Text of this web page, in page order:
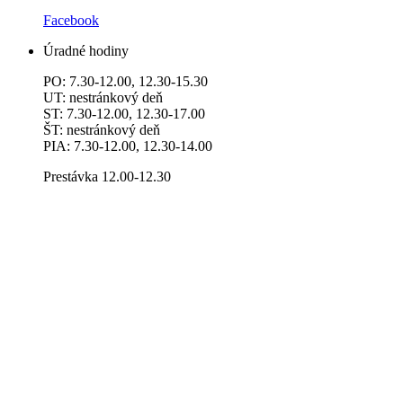
Facebook
Úradné hodiny
PO: 7.30-12.00, 12.30-15.30
UT: nestránkový deň
ST: 7.30-12.00, 12.30-17.00
ŠT: nestránkový deň
PIA: 7.30-12.00, 12.30-14.00
Prestávka 12.00-12.30